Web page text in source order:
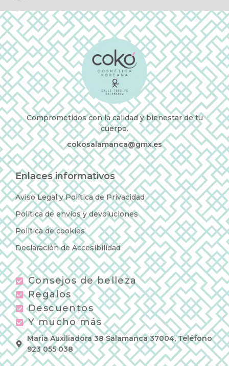
Comprometidos con la calidad y bienestar de tu
cuerpo.
cokosalamanca@gmx.es
Enlaces informativos
Aviso Legal y Política de Privacidad
Política de envíos y devoluciones
Política de cookies
Declaración de Accesibilidad
Consejos de belleza
Regalos
Descuentos
Y mucho más
Maria Auxiliadora 38 Salamanca 37004, Teléfono
923 055 038